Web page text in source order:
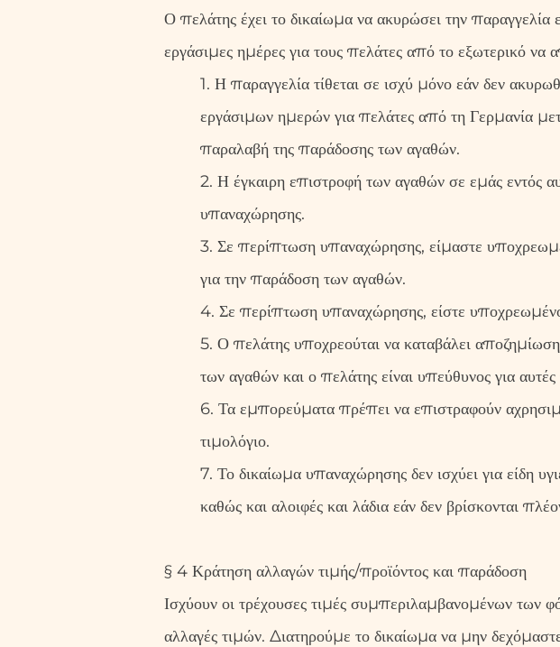
Ο πελάτης έχει το δικαίωμα να ακυρώσει την
εργάσιμες ημέρες για τους πελάτες από το εξωτερικό
1. Η παραγγελία τίθεται σε ισχύ μόνο εάν δεν
εργάσιμων ημερών για πελάτες από τη Γερμανία
παραλαβή της παράδοσης των αγαθών.
2. Η έγκαιρη επιστροφή των αγαθών σε εμάς εντός
υπαναχώρησης.
3. Σε περίπτωση υπαναχώρησης, είμαστε
για την παράδοση των αγαθών.
4. Σε περίπτωση υπαναχώρησης, είστε
5. Ο πελάτης υποχρεούται να καταβάλει
των αγαθών και ο πελάτης είναι υπεύθυνος για
6. Τα εμπορεύματα πρέπει να επιστραφούν
τιμολόγιο.
7. Το δικαίωμα υπαναχώρησης δεν ισχύει για είδη
καθώς και αλοιφές και λάδια εάν δεν βρίσκονται
§ 4 Κράτηση αλλαγών τιμής/προϊόντος και παράδοση
Ισχύουν οι τρέχουσες τιμές συμπεριλαμβανομένων των
αλλαγές τιμών. Διατηρούμε το δικαίωμα να μην